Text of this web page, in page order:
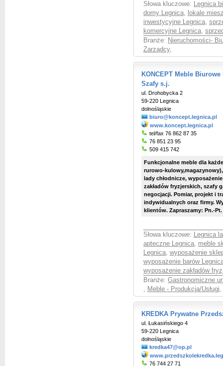
Słowa kluczowe: Legnica
domy Legnica, lokale
inwestycyjne Legnica,
komercyjne Legnica,
Branże: Nieruchomości-
Zarządcy,
KONCEPT Meble
Szafy s.j.
ul. Drohobycka 2
59-220 Legnica
dolnośląskie
biuro@koncept.legnica.pl
www.koncept.legnica.pl
tel/fax 76 862 87 35
76 851 23 95
509 415 742
Funkcjonalne meble dla
rurowo-
lady chłodnicze,
zakładów fryzjerskich, szafy
negocjacji. Pomiar, projekt i
indywidualnych oraz firmy.
klientów. Zapraszamy: Pn.-Pt.
Słowa kluczowe: Legnica
apteczne Legnica, meble
Legnica, wyposażenie
wyposażenie barów
wyposażenie zakładów
Branże: Gastronomiczne
, Meble - Produkcja/Usługi,
KREDKA Prywatne
ul. Łukasińskiego 4
59-220 Legnica
dolnośląskie
kredka47@op.pl
76 744 27 71